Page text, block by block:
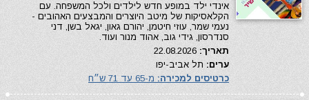
אינדי ילד במופע חדש לילדים ולכל המשפחה. עם
הקלאסיקות של מיטב היוצרים והמבצעים האהובים -
נעמי שמר, עוזי חיטמן, יהורם גאון, יגאל בשן, דני
סנדרסון, גידי גוב, אהוד מנור ועוד.
תאריך:
ערים: תל אביב-יפו
כרטיסים למכירה: מ-65 עד 71 ש״ח